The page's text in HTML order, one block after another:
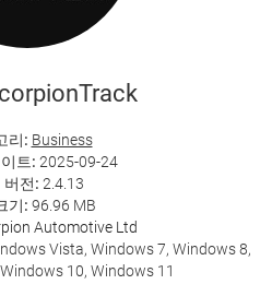
리: Business
트: 2025-09-24
버전: 2.4.13
기: 96.96 MB
Automotive Ltd
Vista, Windows 7, Windows 8,
10, Windows 11